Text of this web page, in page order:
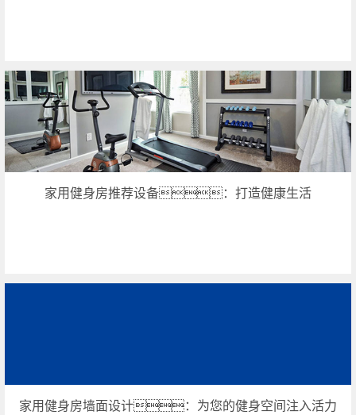
家用健身房推荐设备：打造健康生活
家用健身房墙面设计：为您的健身空间注入活力